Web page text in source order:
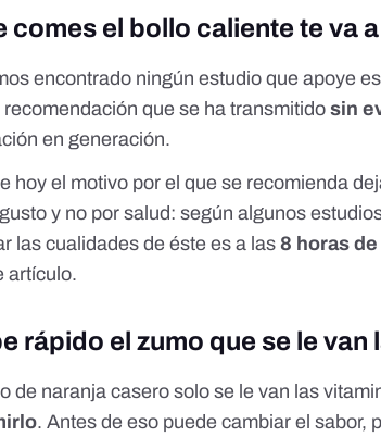
comes el bollo caliente te va
encontrado ningún estudio que apoye
recomendación que se ha transmitidosin
en generación.
hoy el motivo por el que se recomienda
y no por salud:según algunos
las cualidades de éste es a las 8 horas
artículo.
rápido el zumo que se le van
de naranja casero solo se le van las
. Antes de eso puede cambiar el sabor,